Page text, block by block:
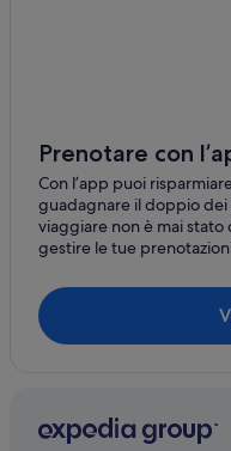
Prenotare con
Con l’app puoi
guadagnare il doppio
viaggiare non è mai
gestire le tue